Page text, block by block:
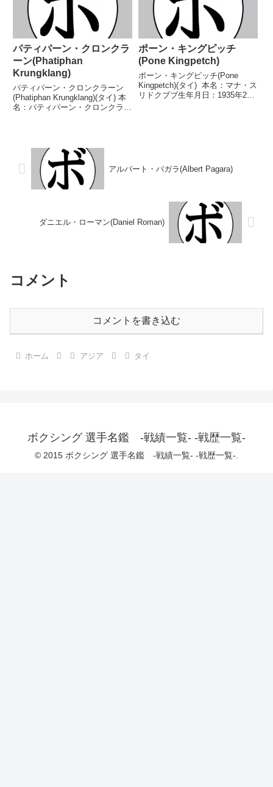
パティパーン・クロンクラ
ーン(Phatiphan
Krungklang)
パティパーン・クロンクラーン
(Phatiphan Krungklang)(タイ) 本
名：パティパーン・クロンクラー
タイトル】WBAアジアサ...
ポーン・キングピッチ
(Pone Kingpetch)
ポーン・キングピッチ(Pone
Kingpetch)(タイ) 本名：マナ・ス
リドクブブ生年月日：1935年2月
アルバート・パガラ(Albert Pagara)
ダニエル・ローマン(Daniel Roman)
コメント
コメントを書き込む
ホーム アジア タイ
ボクシング 選手名鑑 -戦績一覧- -戦歴一覧-
© 2015 ボクシング 選手名鑑 -戦績一覧- -戦歴一覧-.